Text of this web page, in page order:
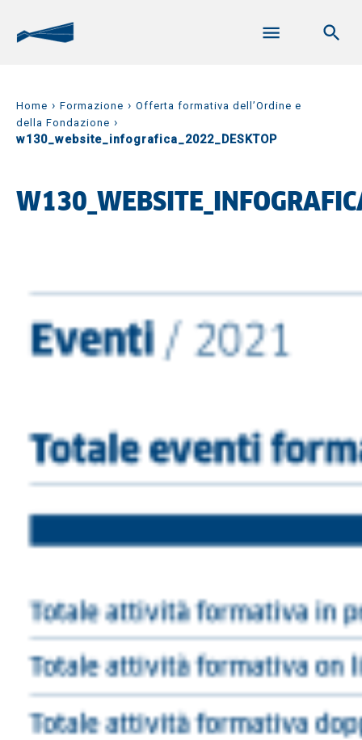
Home › Formazione › Offerta formativa dell’Ordine e
della Fondazione ›
w130_website_infografica_2022_DESKTOP